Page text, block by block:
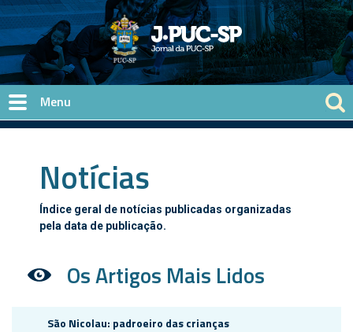
Pular para o conteúdo principal
Notícias
Índice geral de notícias publicadas organizadas
pela data de publicação.
Os Artigos Mais Lidos
São Nicolau: padroeiro das crianças